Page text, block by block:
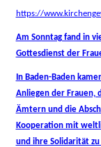
https://
Am Sonntag fand in
Gottesdienst der
In Baden-Baden
Anliegen der Frauen,
Ämtern und die
Kooperation mit
und ihre Solidarität zu